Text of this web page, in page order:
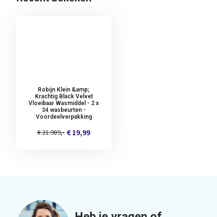
Robijn Klein &amp;
Krachtig Black Velvet
Vloeibaar Wasmiddel - 2 x
34 wasbeurten -
Voordeelverpakking
€ 21.989,- € 19,99